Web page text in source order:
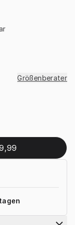
Größenberater